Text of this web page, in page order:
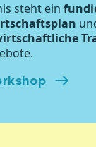
steht ein